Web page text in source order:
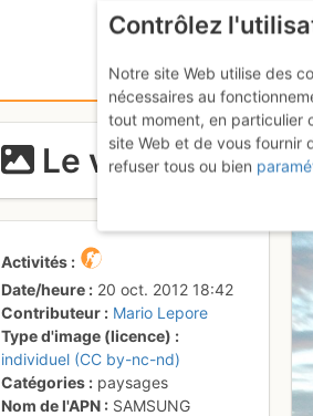
Le vallon qui
Activités
Date/heure
20 oct. 2012 18:42
Contributeur
Mario Lepore
Type d'image (licence)
individuel (CC by-nc-nd)
Catégories
paysages
Nom de l'APN
SAMSUNG
Contrôlez
Notre site Web utilise des
nécessaires au
tout moment, en particulier
site Web et de vous fournir
refuser tous ou bien